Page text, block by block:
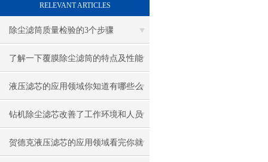
RELEVANT ARTICLES
除尘滤筒质量检验的3个步骤
了解一下覆膜除尘滤筒的特点及性能
有哪些吧
液压滤芯的应用领域你知道有哪些么
钻机除尘滤芯改善了工作环境和人员
健康状况
贺德克液压滤芯的应用领域看完你就